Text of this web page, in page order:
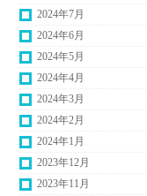
2024年7月
2024年6月
2024年5月
2024年4月
2024年3月
2024年2月
2024年1月
2023年12月
2023年11月